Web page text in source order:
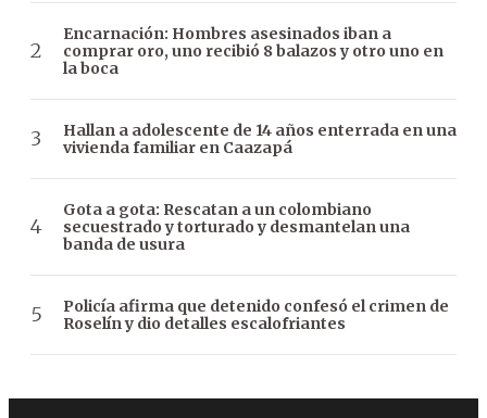
Encarnación: Hombres asesinados iban a
comprar oro, uno recibió 8 balazos y otro uno en
la boca
Hallan a adolescente de 14 años enterrada en una
vivienda familiar en Caazapá
Gota a gota: Rescatan a un colombiano
secuestrado y torturado y desmantelan una
banda de usura
Policía afirma que detenido confesó el crimen de
Roselín y dio detalles escalofriantes